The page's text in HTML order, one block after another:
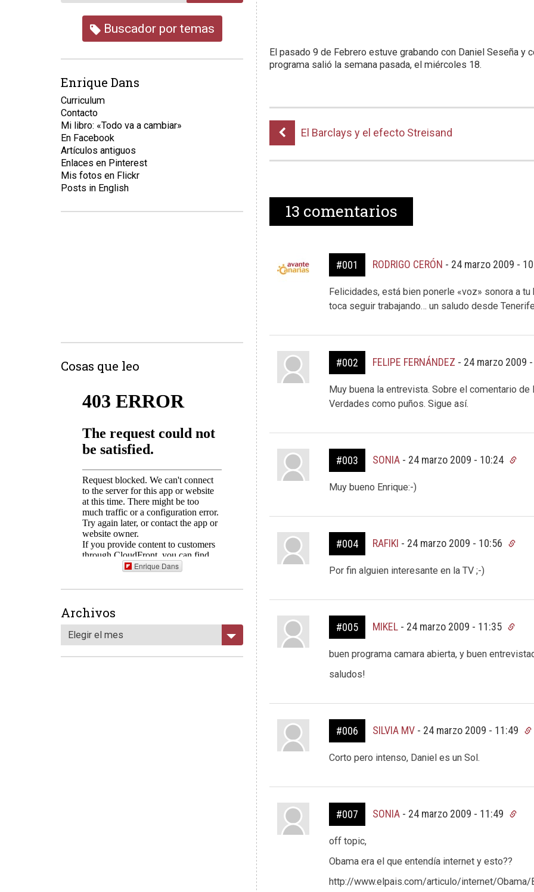
El pasado 9 de Febrero estuve grabando con Daniel Seseña y
programa salió la semana pasada, el miércoles 18.
El Barclays y el efecto Streisand
13 comentarios
#001 RODRIGO CERÓN - 24 marzo 2009 -
Felicidades, está bien ponerle «voz» sonora a
toca seguir trabajando… un saludo desde
#002 FELIPE FERNÁNDEZ - 24 marzo 2009
Muy buena la entrevista. Sobre el comentario
Verdades como puños. Sigue así.
#003 SONIA- 24 marzo 2009 - 10:24
Muy bueno Enrique:-)
#004 RAFIKI - 24 marzo 2009 - 10:56
Por fin alguien interesante en la TV ;-)
#005 MIKEL- 24 marzo 2009 - 11:35
buen programa camara abierta, y buen
saludos!
#006 SILVIA MV- 24 marzo 2009 - 11:49
Corto pero intenso, Daniel es un Sol.
#007 SONIA- 24 marzo 2009 - 11:49
off topic,
Obama era el que entendía internet y esto??
http://www.elpais.com/articulo/internet/
Buscador por temas
Enrique Dans
Curriculum
Contacto
Mi libro: «Todo va a cambiar»
En Facebook
Artículos antiguos
Enlaces en Pinterest
Mis fotos en Flickr
Posts in English
Cosas que leo
Enrique Dans
Archivos
Elegir el mes